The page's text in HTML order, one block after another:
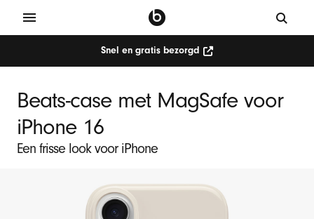
Snel en gratis bezorgd
Beats-case met MagSafe voor
iPhone 16
Een frisse look voor iPhone